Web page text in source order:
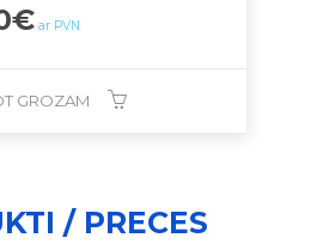
€ ar PVN
GROZAM
/ PRECES